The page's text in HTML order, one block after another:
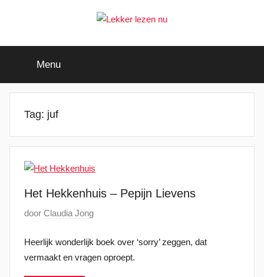
Lekker
lezen
nu
kinderboeken
Menu
Tag: juf
Het Hekkenhuis – Pepijn Lievens
G
p
l
a
door Claudia Jong
Heerlijk wonderlijk boek over ‘sorry’ zeggen, dat
vermaakt en vragen oproept.